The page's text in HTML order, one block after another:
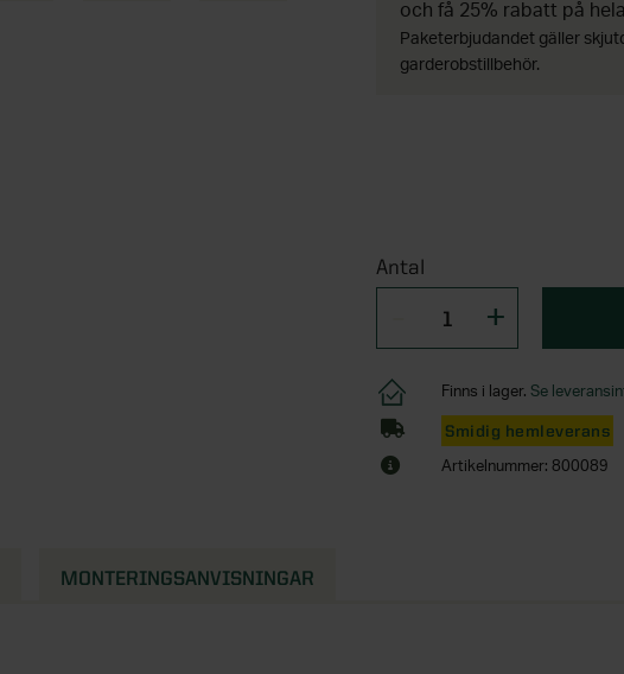
och få 25% rabatt på
Paketerbjudandet gäller
garderobstillbehör.
Antal
Finns i lager. Se
Smidig hemleverans
Artikelnummer: 800089
MONTERINGSANVISNINGAR